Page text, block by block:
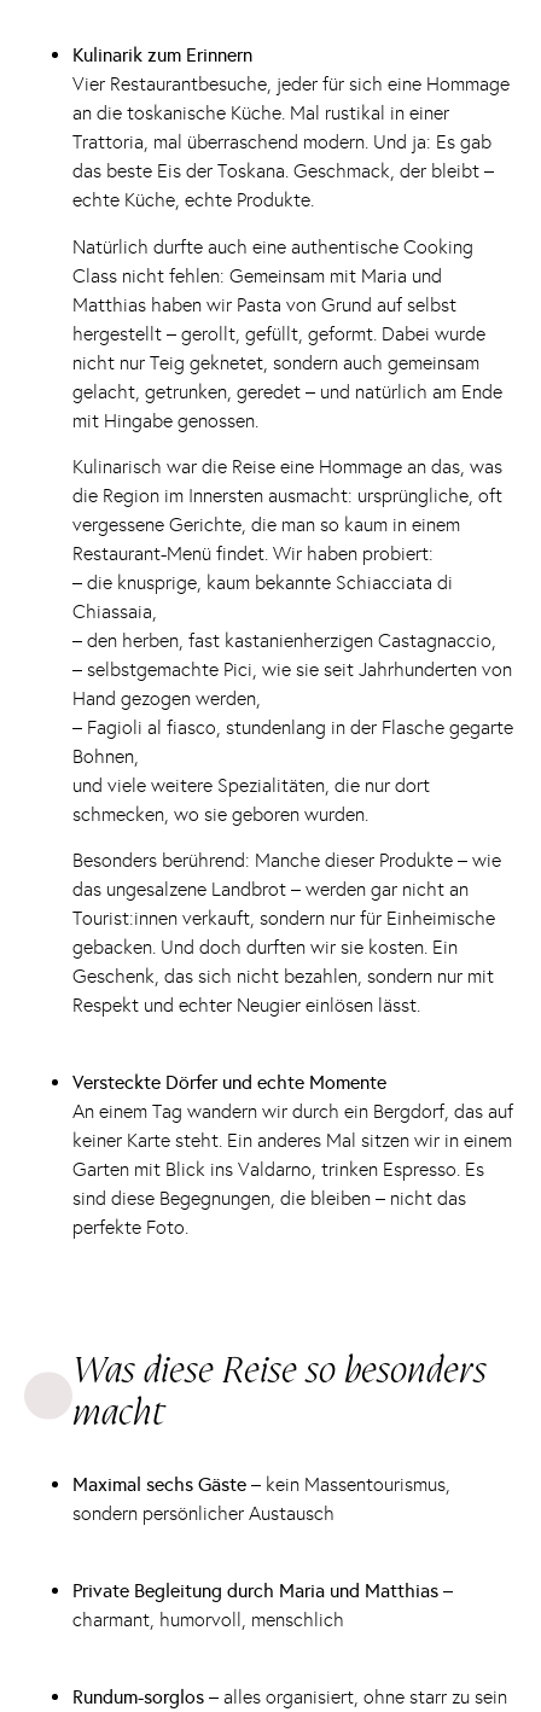
Kulinarik zum Erinnern
Vier Restaurantbesuche, jeder für sich eine Hommage
an die toskanische Küche. Mal rustikal in einer
Trattoria, mal überraschend modern. Und ja: Es gab
das beste Eis der Toskana. Geschmack, der bleibt –
echte Küche, echte Produkte.
Natürlich durfte auch eine authentische Cooking
Class nicht fehlen: Gemeinsam mit Maria und
Matthias haben wir Pasta von Grund auf selbst
hergestellt – gerollt, gefüllt, geformt. Dabei wurde
nicht nur Teig geknetet, sondern auch gemeinsam
gelacht, getrunken, geredet – und natürlich am Ende
mit Hingabe genossen.
Kulinarisch war die Reise eine Hommage an das, was
die Region im Innersten ausmacht: ursprüngliche, oft
vergessene Gerichte, die man so kaum in einem
Restaurant-Menü findet. Wir haben probiert:
– die knusprige, kaum bekannte Schiacciata di
Chiassaia,
– den herben, fast kastanienherzigen Castagnaccio,
– selbstgemachte Pici, wie sie seit Jahrhunderten von
Hand gezogen werden,
– Fagioli al fiasco, stundenlang in der Flasche gegarte
Bohnen,
und viele weitere Spezialitäten, die nur dort
schmecken, wo sie geboren wurden.
Besonders berührend: Manche dieser Produkte – wie
das ungesalzene Landbrot – werden gar nicht an
Tourist:innen verkauft, sondern nur für Einheimische
gebacken. Und doch durften wir sie kosten. Ein
Geschenk, das sich nicht bezahlen, sondern nur mit
Respekt und echter Neugier einlösen lässt.
Versteckte Dörfer und echte Momente
An einem Tag wandern wir durch ein Bergdorf, das auf
keiner Karte steht. Ein anderes Mal sitzen wir in einem
Garten mit Blick ins Valdarno, trinken Espresso. Es
sind diese Begegnungen, die bleiben – nicht das
perfekte Foto.
Was diese Reise so besonders
macht
Maximal sechs Gäste – kein Massentourismus,
sondern persönlicher Austausch
Private Begleitung durch Maria und Matthias –
charmant, humorvoll, menschlich
Rundum-sorglos – alles organisiert, ohne starr zu sein